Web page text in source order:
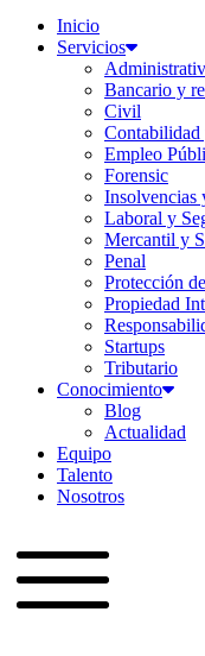
Inicio
Servicios
Bancario y
Civil
Contabilidad
Empleo
Forensic
Insolvencias
Laboral y
Mercantil y
Penal
Protección
Propiedad
Startups
Tributario
Conocimiento
Blog
Actualidad
Equipo
Talento
Nosotros